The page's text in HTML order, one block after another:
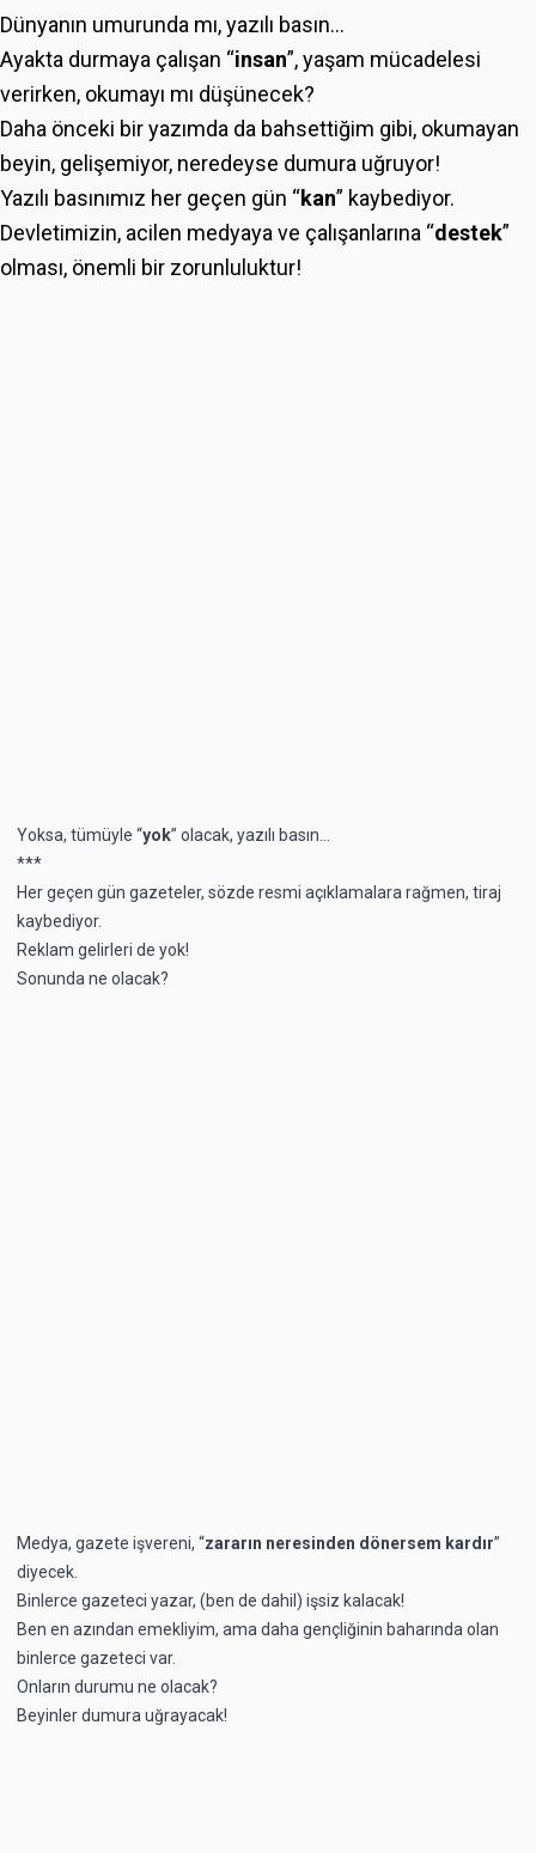
Dünyanın umurunda mı, yazılı basın...
Ayakta durmaya çalışan “insan”, yaşam mücadelesi
verirken, okumayı mı düşünecek?
Daha önceki bir yazımda da bahsettiğim gibi, okumayan
beyin, gelişemiyor, neredeyse dumura uğruyor!
Yazılı basınımız her geçen gün “kan” kaybediyor.
Devletimizin, acilen medyaya ve çalışanlarına “destek”
olması, önemli bir zorunluluktur!
Yoksa, tümüyle “yok” olacak, yazılı basın...
***
Her geçen gün gazeteler, sözde resmi açıklamalara rağmen, tiraj
kaybediyor.
Reklam gelirleri de yok!
Sonunda ne olacak?
Medya, gazete işvereni, “zararın neresinden dönersem kardır”
diyecek.
Binlerce gazeteci yazar, (ben de dahil) işsiz kalacak!
Ben en azından emekliyim, ama daha gençliğinin baharında olan
binlerce gazeteci var.
Onların durumu ne olacak?
Beyinler dumura uğrayacak!